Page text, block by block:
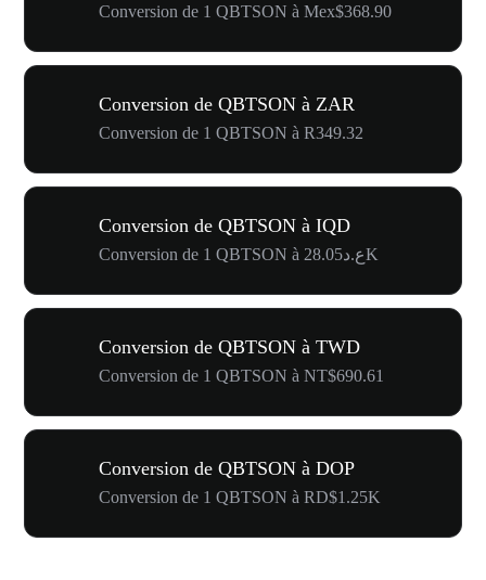
Conversion de 1 QBTSON à Mex$368.90
Conversion de QBTSON à ZAR
Conversion de 1 QBTSON à R349.32
Conversion de QBTSON à IQD
Conversion de 1 QBTSON à ع.د28.05K
Conversion de QBTSON à TWD
Conversion de 1 QBTSON à NT$690.61
Conversion de QBTSON à DOP
Conversion de 1 QBTSON à RD$1.25K